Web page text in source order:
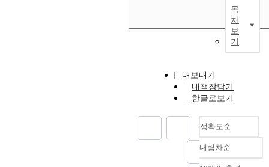
목
차
보
기
내보내기
내책장담기
한글로보기
정확도순
정확도
순
내림차순